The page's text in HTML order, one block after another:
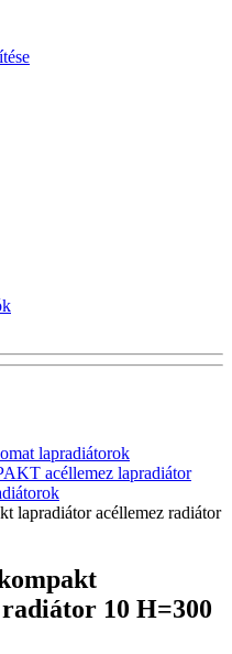
lapradiátorok
acéllemez lapradiátor
lapradiátor acéllemez radiátor
10 H=300